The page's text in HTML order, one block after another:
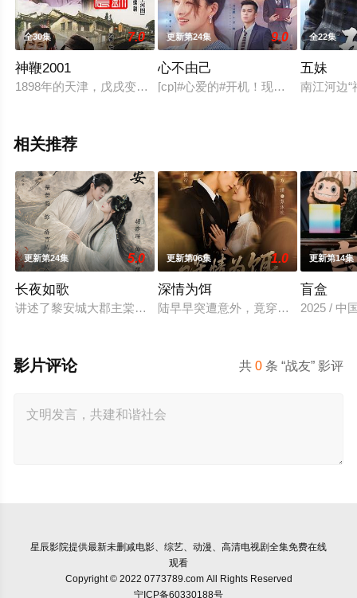
全30集 7.0
神鞭2001
1898年的天津，戊戌变法失败后，谭嗣同的师妹展嘉蓉和杨殿
更新第24集 9.0
心不由己
[cp]#心爱的#开机！现代爱情电视连
全22集
五妹
南江河边
相关推荐
更新第24集 5.0
长夜如歌
讲述了黎安城大郡主棠溪槿与烈云峥之间曲折动人的情感，以
更新第06集 1.0
深情为饵
陆早早突遭意外，竟穿越成民国少
更新第14集
盲盒
2025 / 中
共0 条 “战友” 影评
影片评论
星辰影院提供最新未删减电影、综艺、动漫、高清电视剧全集免费在线
观看
Copyright © 2022 0773789.com All Rights Reserved
宁ICP备60330188号